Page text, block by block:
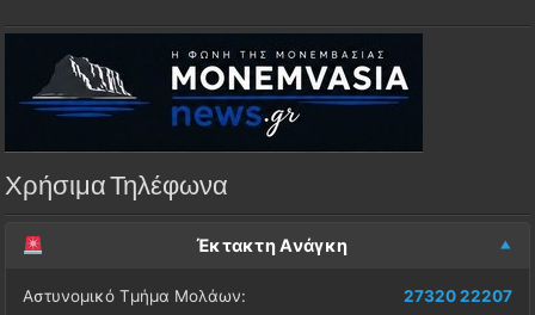
Χρήσιμα Τηλέφωνα
Έκτακτη Ανάγκη
Αστυνομικό Τμήμα Μολάων: 27320 22207